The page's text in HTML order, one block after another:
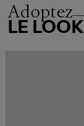
Adoptez
LE LOOK